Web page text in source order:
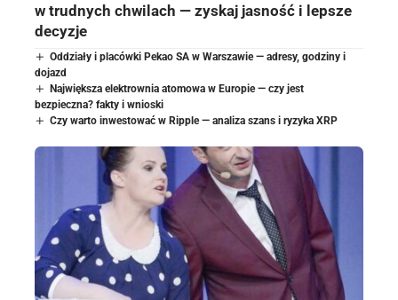
w trudnych chwilach — zyskaj jasność i lepsze
decyzje
Oddziały i placówki Pekao SA w Warszawie — adresy, godziny i
dojazd
Największa elektrownia atomowa w Europie — czy jest
bezpieczna? fakty i wnioski
Czy warto inwestować w Ripple — analiza szans i ryzyka XRP